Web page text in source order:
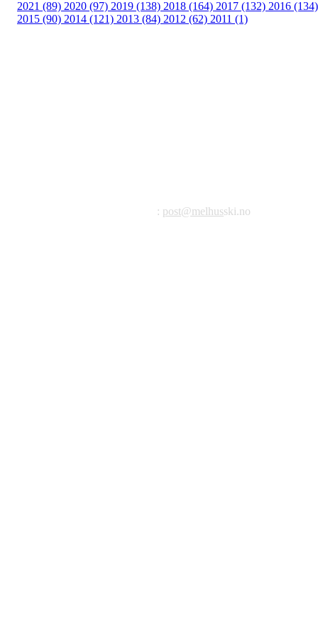
2021 (89) 2020 (97) 2019 (138) 2018 (164) 2017 (132) 2016 (134)
2015 (90) 2014 (121) 2013 (84) 2012 (62) 2011 (1)
: post@melhusski.no